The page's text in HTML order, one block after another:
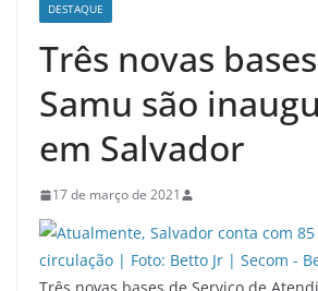
DESTAQUE
Três novas
Samu são
em Salvador
17 de março de 2021